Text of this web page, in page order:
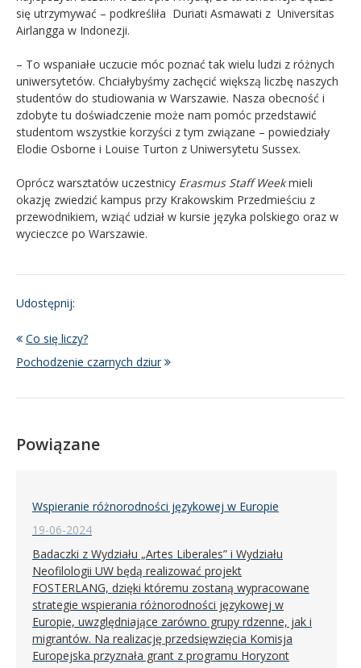
się utrzymywać – podkreśliła Duriati Asmawati z Universitas
Airlangga w Indonezji.
– To wspaniałe uczucie móc poznać tak wielu ludzi z różnych
uniwersytetów. Chciałybyśmy zachęcić większą liczbę naszych
studentów do studiowania w Warszawie. Nasza obecność i
zdobyte tu doświadczenie może nam pomóc przedstawić
studentom wszystkie korzyści z tym związane – powiedziały
Elodie Osborne i Louise Turton z Uniwersytetu Sussex.
Oprócz warsztatów uczestnicy Erasmus Staff Weekmieli
okazję zwiedzić kampus przy Krakowskim Przedmieściu z
przewodnikiem, wziąć udział w kursie języka polskiego oraz w
wycieczce po Warszawie.
Udostępnij:
Co się liczy?
Pochodzenie czarnych dziur
Powiązane
Wspieranie różnorodności językowej w Europie
19-06-2024
Badaczki z Wydziału „Artes Liberales” i Wydziału
Neofilologii UW będą realizować projekt
FOSTERLANG, dzięki któremu zostaną wypracowane
strategie wspierania różnorodności językowej w
Europie, uwzględniające zarówno grupy rdzenne, jak i
migrantów. Na realizację przedsięwzięcia Komisja
Europejska przyznała grant z programu Horyzont